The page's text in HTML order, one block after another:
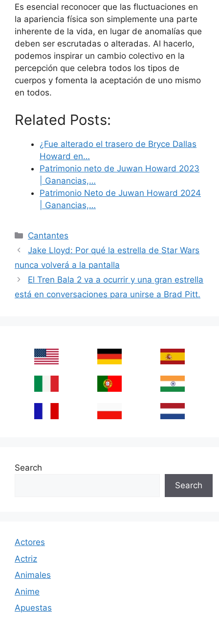
Es esencial reconocer que las fluctuaciones en
la apariencia física son simplemente una parte
inherente de la vida, en lugar de anomalías que
deben ser escrutadas o alteradas. Al hacerlo,
podemos inspirar un cambio colectivo en la
percepción que celebra todos los tipos de
cuerpos y fomenta la aceptación de uno mismo
en todos.
Related Posts:
¿Fue alterado el trasero de Bryce Dallas
Howard en…
Patrimonio neto de Juwan Howard 2023
| Ganancias,…
Patrimonio Neto de Juwan Howard 2024
| Ganancias,…
Categories
Cantantes
Jake Lloyd: Por qué la estrella de Star Wars
nunca volverá a la pantalla
El Tren Bala 2 va a ocurrir y una gran estrella
está en conversaciones para unirse a Brad Pitt.
Search
Search
Actores
Actriz
Animales
Anime
Apuestas